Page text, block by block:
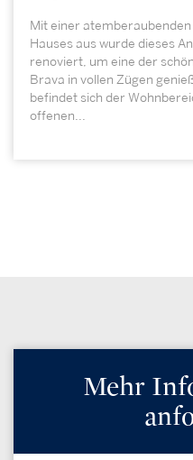
Mit einer
Hauses aus wurde dieses
renoviert, um eine der
Brava in vollen Zügen
befindet sich der
offenen...
Mehr